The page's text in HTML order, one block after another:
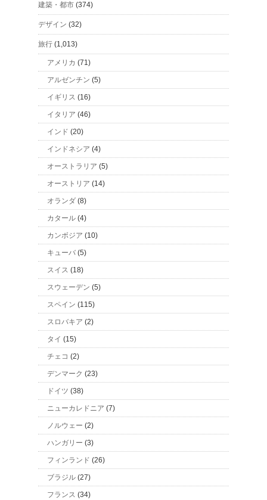
建築・都市 (374)
デザイン (32)
旅行 (1,013)
アメリカ (71)
アルゼンチン (5)
イギリス (16)
イタリア (46)
インド (20)
インドネシア (4)
オーストラリア (5)
オーストリア (14)
オランダ (8)
カタール (4)
カンボジア (10)
キューバ (5)
スイス (18)
スウェーデン (5)
スペイン (115)
スロバキア (2)
タイ (15)
チェコ (2)
デンマーク (23)
ドイツ (38)
ニューカレドニア (7)
ノルウェー (2)
ハンガリー (3)
フィンランド (26)
ブラジル (27)
フランス (34)